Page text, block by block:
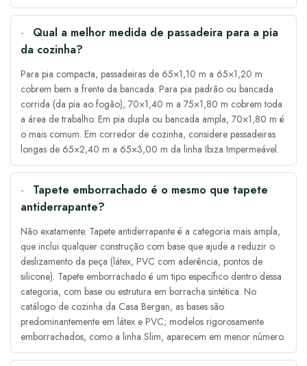
Qual a melhor medida de passadeira para a pia
da cozinha?
Para pia compacta, passadeiras de 65×1,10 m a 65×1,20 m
cobrem bem a frente da bancada. Para pia padrão ou bancada
corrida (da pia ao fogão), 70×1,40 m a 75×1,80 m cobrem toda
a área de trabalho. Em pia dupla ou bancada ampla, 70×1,80 m é
o mais comum. Em corredor de cozinha, considere passadeiras
longas de 65×2,40 m a 65×3,00 m da linha Ibiza Impermeável.
Tapete emborrachado é o mesmo que tapete
antiderrapante?
Não exatamente. Tapete antiderrapante é a categoria mais ampla,
que inclui qualquer construção com base que ajude a reduzir o
deslizamento da peça (látex, PVC com aderência, pontos de
silicone). Tapete emborrachado é um tipo específico dentro dessa
categoria, com base ou estrutura em borracha sintética. No
catálogo de cozinha da Casa Bergan, as bases são
predominantemente em látex e PVC; modelos rigorosamente
emborrachados, como a linha Slim, aparecem em menor número.